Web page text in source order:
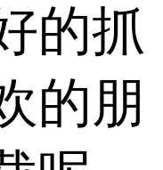
的抓
的朋